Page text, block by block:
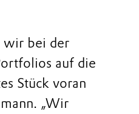
wir bei der
auf die
Stück voran
„Wir